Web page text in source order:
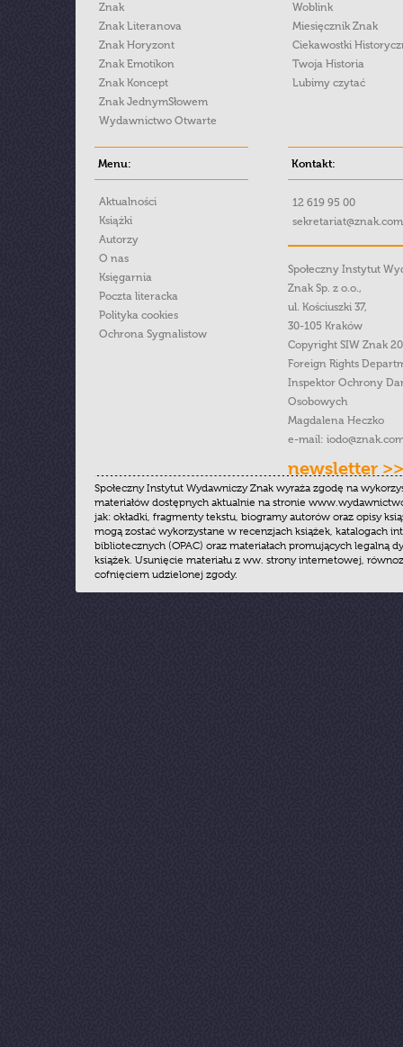
Znak
Znak Literanova
Znak Horyzont
Znak Emotikon
Znak Koncept
Znak JednymSłowem
Wydawnictwo Otwarte
Woblink
Miesięcznik Znak
Ciekawostki
Twoja Historia
Lubimy czytać
Menu:
Aktualności
Książki
Autorzy
O nas
Księgarnia
Poczta literacka
Polityka cookies
Ochrona Sygnalistow
Kontakt:
12 619 95 00
Społeczny Instytut
Znak Sp. z o.o.,
ul. Kościuszki 37,
30-105 Kraków
Copyright SIW Znak
Foreign Rights
Inspektor Ochrony
Osobowych
Magdalena Heczko
e-mail:
newsletter >>
Społeczny Instytut Wydawniczy Znak wyraża zgodę na
materiałów dostępnych aktualnie na stronie
jak: okładki, fragmenty tekstu, biogramy autorów oraz opisy
mogą zostać wykorzystane w recenzjach książek, katalogach
bibliotecznych (OPAC) oraz materiałach promujących legalną
książek. Usunięcie materiału z ww. strony internetowej,
cofnięciem udzielonej zgody.